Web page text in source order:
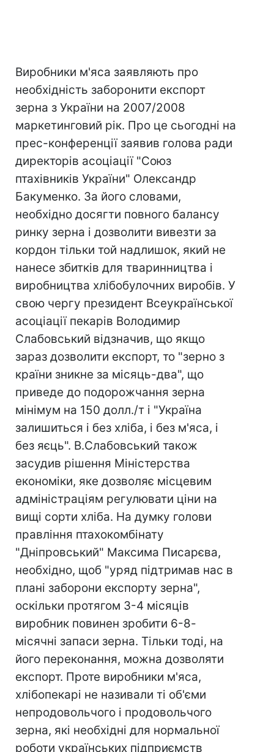
Виробники м'яса заявляють про
необхідність заборонити експорт
зерна з України на 2007/2008
маркетинговий рік. Про це сьогодні на
прес-конференції заявив голова ради
директорів асоціації "Союз
птахівників України" Олександр
Бакуменко. За його словами,
необхідно досягти повного балансу
ринку зерна і дозволити вивезти за
кордон тільки той надлишок, який не
нанесе збитків для тваринництва і
виробництва хлібобулочних виробів. У
свою чергу президент Всеукраїнської
асоціації пекарів Володимир
Слабовський відзначив, що якщо
зараз дозволити експорт, то "зерно з
країни зникне за місяць-два", що
приведе до подорожчання зерна
мінімум на 150 долл./т і "Україна
залишиться і без хліба, і без м'яса, і
без яєць". В.Слабовський також
засудив рішення Міністерства
економіки, яке дозволяє місцевим
адміністраціям регулювати ціни на
вищі сорти хліба. На думку голови
правління птахокомбінату
"Дніпровський" Максима Писарєва,
необхідно, щоб "уряд підтримав нас в
плані заборони експорту зерна",
оскільки протягом 3-4 місяців
виробник повинен зробити 6-8-
місячні запаси зерна. Тільки тоді, на
його переконання, можна дозволяти
експорт. Проте виробники м'яса,
хлібопекарі не називали ті об'єми
непродовольчого і продовольчого
зерна, які необхідні для нормальної
роботи українських підприємств